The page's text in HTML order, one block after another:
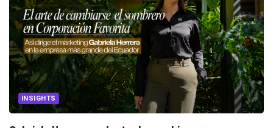
INSIGHTS